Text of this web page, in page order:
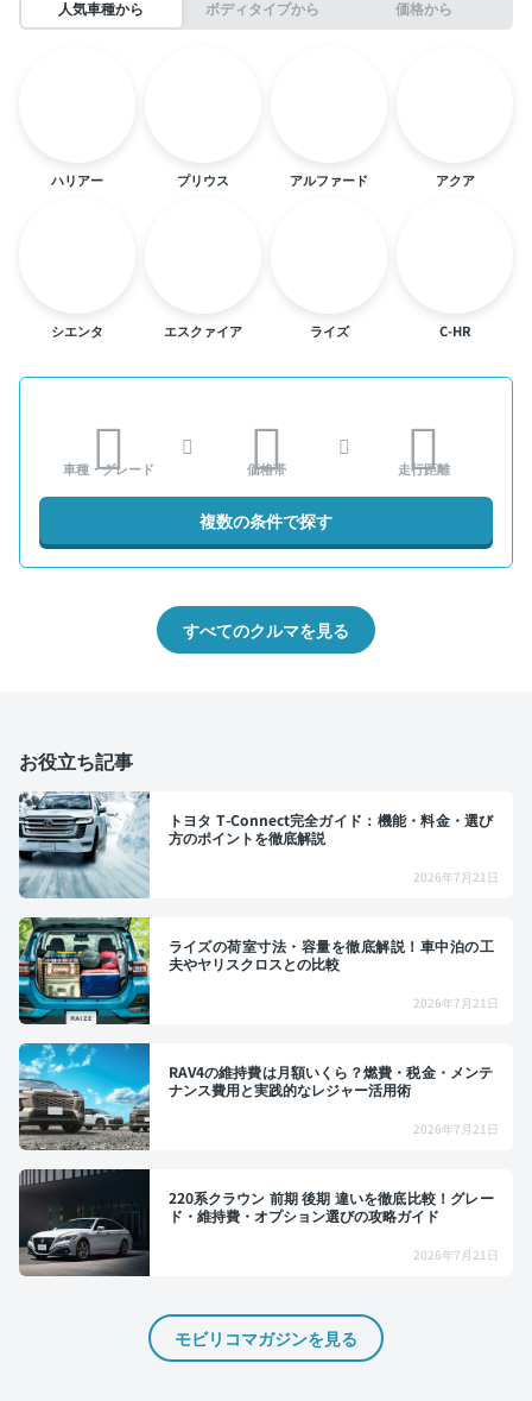
人気車種から ボディタイプから 価格から
ハリアー プリウス アルファード アクア
シエンタ エスクァイア ライズ C-HR
車種・グレード 価格帯 走行距離
複数の条件で探す
すべてのクルマを見る
お役立ち記事
トヨタ T-Connect完全ガイド：機能・料金・選び
方のポイントを徹底解説
2026年7月21日
ライズの荷室寸法・容量を徹底解説！車中泊の工
夫やヤリスクロスとの比較
2026年7月21日
RAV4の維持費は月額いくら？燃費・税金・メンテ
ナンス費用と実践的なレジャー活用術
2026年7月21日
220系クラウン 前期 後期 違いを徹底比較！グレー
ド・維持費・オプション選びの攻略ガイド
2026年7月21日
モビリコマガジンを見る